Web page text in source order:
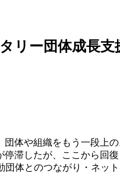
リー団体成長支
体や組織をもう一段上
滞したが、ここから回
団体とのつながり・ネッ